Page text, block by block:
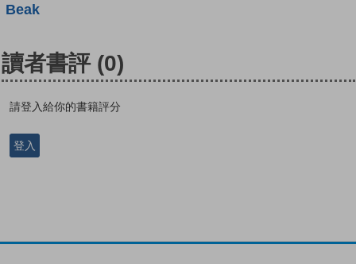
Beak
讀者書評 (0)
請登入給你的書籍評分
登入